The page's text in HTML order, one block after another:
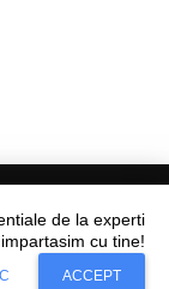
Accept
de la experti
cu tine!
ACCEPT